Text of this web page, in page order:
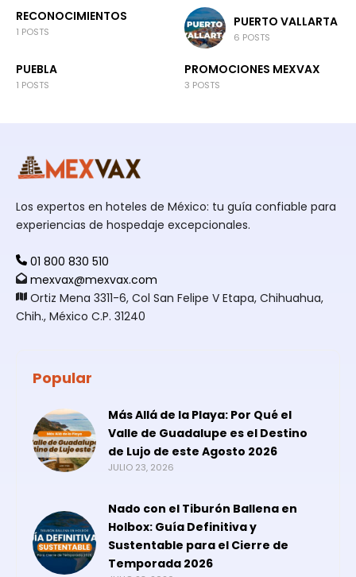
RECONOCIMIENTOS
1 POSTS
PUERTO VALLARTA
6 POSTS
PUEBLA
1 POSTS
PROMOCIONES MEXVAX
3 POSTS
Los expertos en hoteles de México: tu guía confiable para
experiencias de hospedaje excepcionales.
01 800 830 510
mexvax@mexvax.com
Ortiz Mena 3311-6, Col San Felipe V Etapa, Chihuahua,
Chih., México C.P. 31240
Popular
Más Allá de la Playa: Por Qué el
Valle de Guadalupe es el Destino
de Lujo de este Agosto 2026
JULIO 23, 2026
Nado con el Tiburón Ballena en
Holbox: Guía Definitiva y
Sustentable para el Cierre de
Temporada 2026